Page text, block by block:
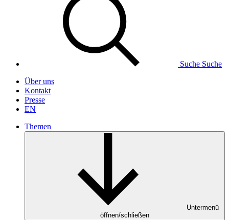
Suche Suche
Über uns
Kontakt
Presse
EN
Themen
Untermenü
öffnen/schließen